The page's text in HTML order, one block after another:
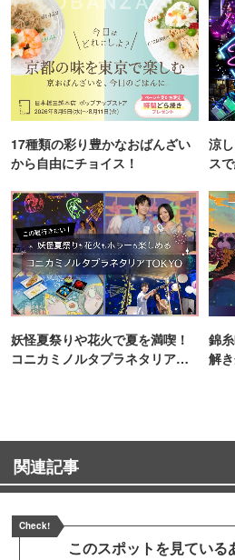
17種類の彩り豊かなおばんざい
から自由にチョイス！
涼
ス
妖怪夏祭りや花火で夏を満喫！
コニカミノルタプラネタリア
錦
解
関連記事
Check!
このスポットを見ている